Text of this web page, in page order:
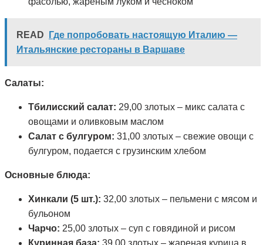
READ
Где попробовать настоящую Италию —
Итальянские рестораны в Варшаве
Салаты:
Тбилисский салат: 29,00 злотых – микс салата с
овощами и оливковым маслом
Салат с булгуром: 31,00 злотых – свежие овощи с
булгуром, подается с грузинским хлебом
Основные блюда:
Хинкали (5 шт.): 32,00 злотых – пельмени с мясом и
бульоном
Чарчо: 25,00 злотых – суп с говядиной и рисом
Куринная база: 39,00 злотых – жареная курица в